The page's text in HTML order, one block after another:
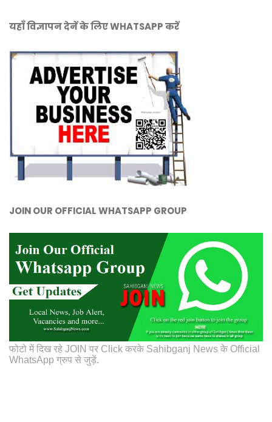
यहाँ विज्ञापन देनें के लिए WHATSAPP करें
JOIN OUR OFFICIAL WHATSAPP GROUP
फोटो में दिख रहे JOIN पर Click करके Sahibganj News के Official
WhatsApp ग्रुप से जुड़ें.